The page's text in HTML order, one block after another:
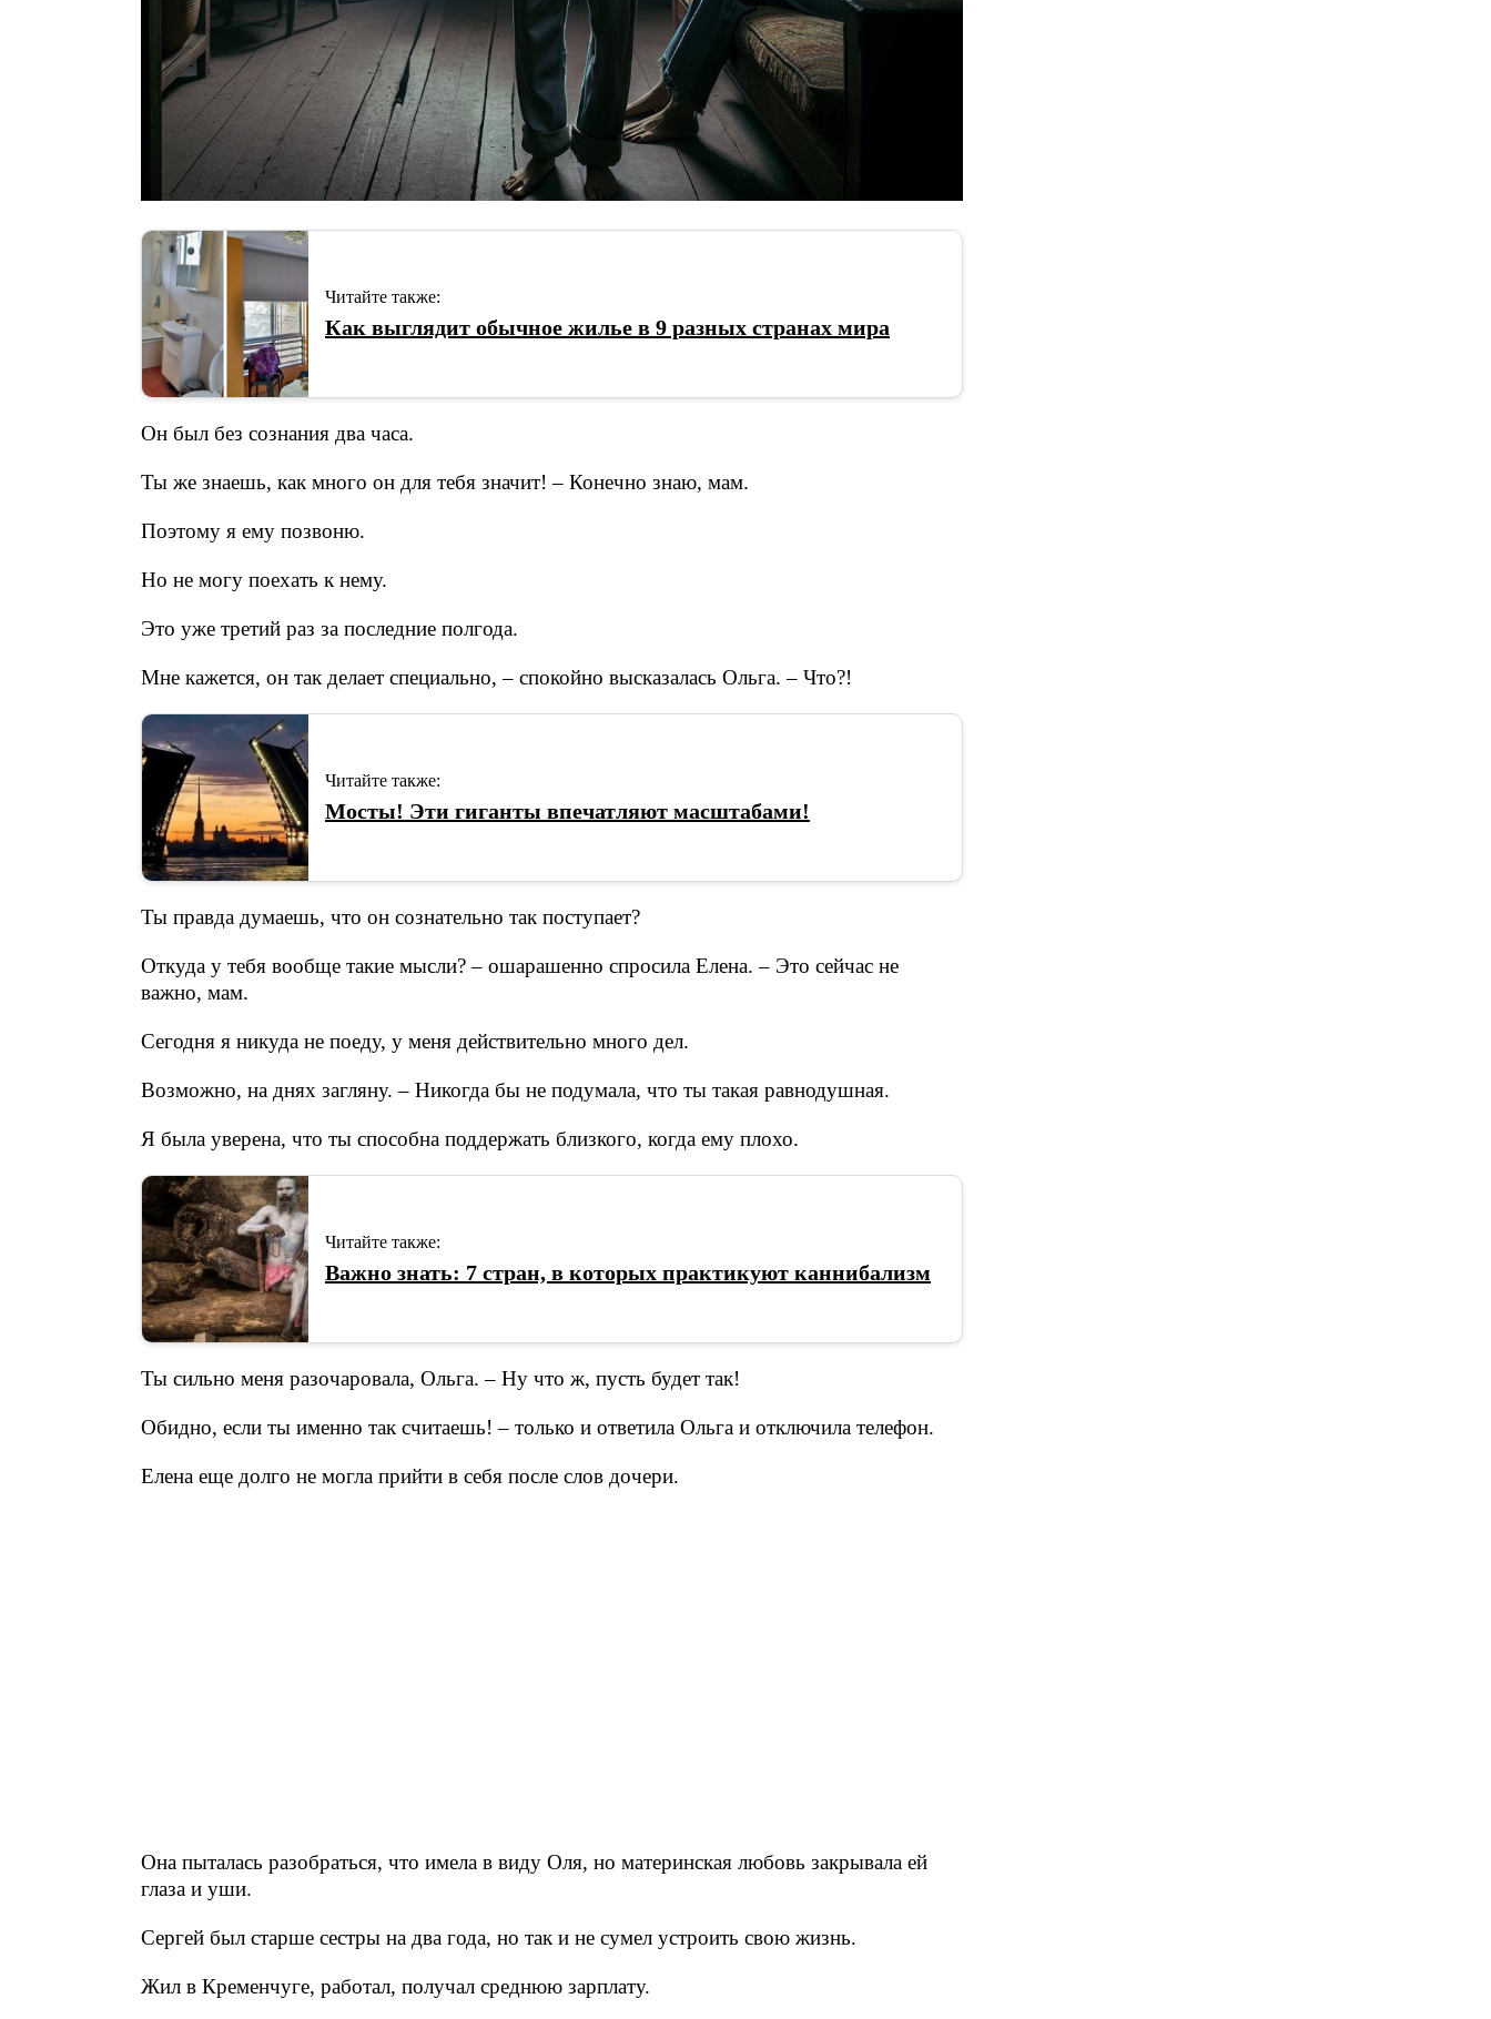
Читайте также:
Как выглядит обычное жилье в 9 разных странах мира
Он был без сознания два часа.
Ты же знаешь, как много он для тебя значит! – Конечно знаю, мам.
Поэтому я ему позвоню.
Но не могу поехать к нему.
Это уже третий раз за последние полгода.
Мне кажется, он так делает специально, – спокойно высказалась Ольга. – Что?!
Читайте также:
Мосты! Эти гиганты впечатляют масштабами!
Ты правда думаешь, что он сознательно так поступает?
Откуда у тебя вообще такие мысли? – ошарашенно спросила Елена. – Это сейчас не
важно, мам.
Сегодня я никуда не поеду, у меня действительно много дел.
Возможно, на днях загляну. – Никогда бы не подумала, что ты такая равнодушная.
Я была уверена, что ты способна поддержать близкого, когда ему плохо.
Читайте также:
​Важно знать: 7 стран, в которых практикуют каннибализм
Ты сильно меня разочаровала, Ольга. – Ну что ж, пусть будет так!
Обидно, если ты именно так считаешь! – только и ответила Ольга и отключила телефон.
Елена еще долго не могла прийти в себя после слов дочери.
Она пыталась разобраться, что имела в виду Оля, но материнская любовь закрывала ей
глаза и уши.
Сергей был старше сестры на два года, но так и не сумел устроить свою жизнь.
Жил в Кременчуге, работал, получал среднюю зарплату.